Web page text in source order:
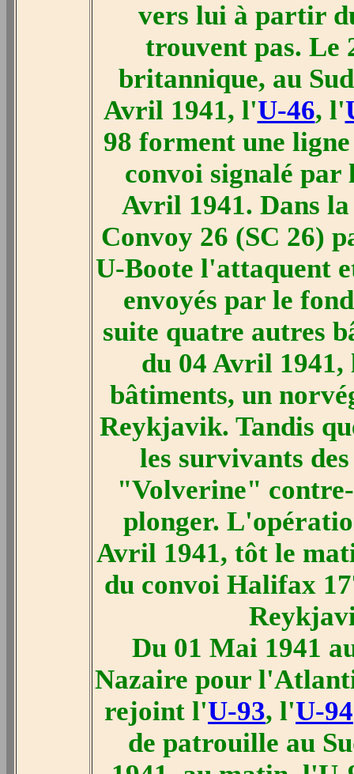
vers lui à partir
trouvent pas. Le
britannique, au
Avril 1941, l'U-46, l'
98 forment une
convoi signalé par
Avril 1941. Dans
Convoy 26 (SC 26)
U-Boote l'attaquent
envoyés par le
suite quatre autres
du 04 Avril
bâtiments, un
Reykjavik. Tandis
les survivants
"Volverine"
plonger.
Avril 1941, tôt le
du convoi Halifax
Du 01 Mai 1941
Nazaire pour
rejoint l'U-93, l'U-94
de patrouille au